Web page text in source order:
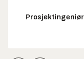
Prosjektingeniør